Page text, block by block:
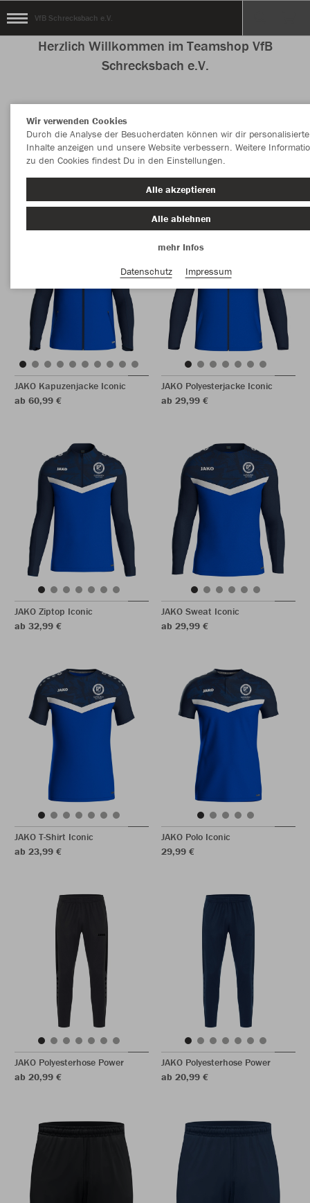
VfB Schrecksbach e.V.
Herzlich Willkommen im Teamshop VfB
Schrecksbach e.V.
Nachhaltig Farbe
JAKO Kapuzenjacke Iconic
ab 60,99 €
JAKO Polyesterjacke Iconic
ab 29,99 €
JAKO Ziptop Iconic
ab 32,99 €
JAKO Sweat Iconic
ab 29,99 €
JAKO T-Shirt Iconic
ab 23,99 €
JAKO Polo Iconic
29,99 €
JAKO Polyesterhose Power
ab 20,99 €
JAKO Polyesterhose Power
ab 20,99 €
Wir verwenden Cookies
Durch die Analyse der Besucherdaten können wir dir personalisierte
Inhalte anzeigen und unsere Website verbessern. Weitere
zu den Cookies findest Du in den Einstellungen.
Alle akzeptieren
Alle ablehnen
mehr Infos
Datenschutz
Impressum